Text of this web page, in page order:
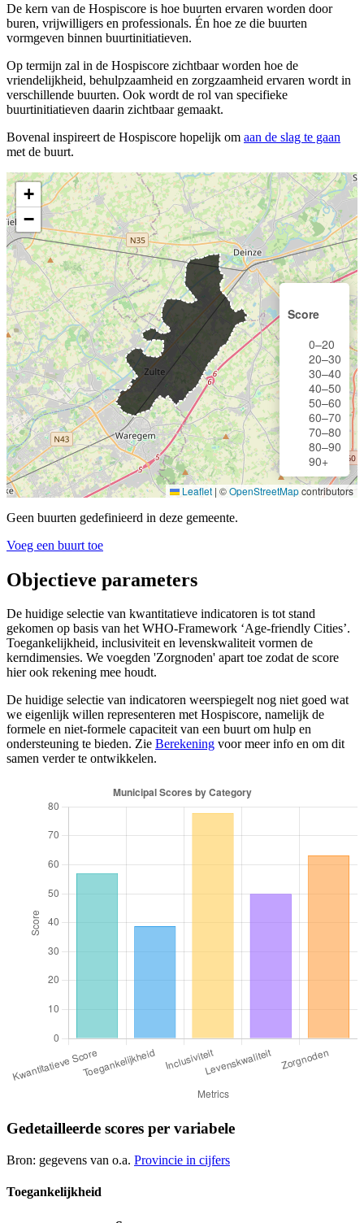
De kern van de Hospiscore is hoe buurten ervaren worden door
buren, vrijwilligers en professionals. Én hoe ze die buurten
vormgeven binnen buurtinitiatieven.
Op termijn zal in de Hospiscore zichtbaar worden hoe de
vriendelijkheid, behulpzaamheid en zorgzaamheid ervaren wordt in
verschillende buurten. Ook wordt de rol van specifieke
buurtinitiatieven daarin zichtbaar gemaakt.
Bovenal inspireert de Hospiscore hopelijk om aan de slag te gaan
met de buurt.
+
−
Score
0–20
20–30
30–40
40–50
50–60
60–70
70–80
80–90
90+
Leaflet | ©OpenStreetMapcontributors
Geen buurten gedefinieerd in deze gemeente.
Voeg een buurt toe
Objectieve parameters
De huidige selectie van kwantitatieve indicatoren is tot stand
gekomen op basis van het WHO-Framework ‘Age-friendly Cities’.
Toegankelijkheid, inclusiviteit en levenskwaliteit vormen de
kerndimensies. We voegden 'Zorgnoden' apart toe zodat de score
hier ook rekening mee houdt.
De huidige selectie van indicatoren weerspiegelt nog niet goed wat
we eigenlijk willen representeren met Hospiscore, namelijk de
formele en niet-formele capaciteit van een buurt om hulp en
ondersteuning te bieden. Zie Berekening voor meer info en om dit
samen verder te ontwikkelen.
Gedetailleerde scores per variabele
Bron: gegevens van o.a. Provincie in cijfers
Toegankelijkheid